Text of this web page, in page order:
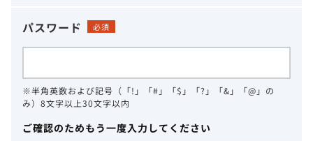
パスワード 必須
※半角英数および記号（「!」「#」「$」「?」「&」「@」の
み）8文字以上30文字以内
ご確認のためもう一度入力してください